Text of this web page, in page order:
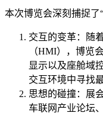
本次博览会深刻捕捉了
交互的变革：随
（HMI），博览
显示以及座舱域
交互环境中寻找
思想的碰撞：展
车联网产业论坛